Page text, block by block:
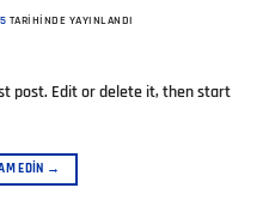
TARIHINDE YAYINLANDI
post. Edit or delete it, then start
EDIN →